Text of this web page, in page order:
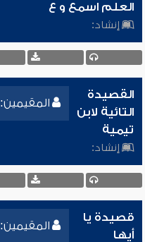
العلم اسمع و ع
إنشاد:
المقيمين: 1
القصيدة
التائية لابن
تيمية
إنشاد:
المقيمين: 1
قصيدة يا
أيها